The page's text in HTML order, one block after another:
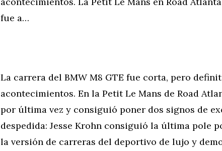
fue a…
La carrera del BMW M8 GTE fue corta, pero
acontecimientos. En la Petit Le Mans de Road
por última vez y consiguió poner dos signos de
despedida: Jesse Krohn consiguió la última pole
la versión de carreras del deportivo de lujo y